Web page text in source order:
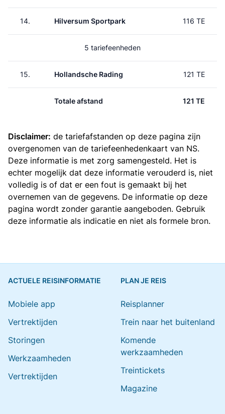
14. Hilversum Sportpark 116 TE
5 tariefeenheden
15. Hollandsche Rading 121 TE
Totale afstand 121 TE
Disclaimer: de tariefafstanden op deze pagina zijn
overgenomen van de tariefeenhedenkaart van NS.
Deze informatie is met zorg samengesteld. Het is
echter mogelijk dat deze informatie verouderd is, niet
volledig is of dat er een fout is gemaakt bij het
overnemen van de gegevens. De informatie op deze
pagina wordt zonder garantie aangeboden. Gebruik
deze informatie als indicatie en niet als formele bron.
ACTUELE REISINFORMATIE
Mobiele app
Vertrektijden
Storingen
Werkzaamheden
Vertrektijden
PLAN JE REIS
Reisplanner
Trein naar het buitenland
Komende
werkzaamheden
Treintickets
Magazine